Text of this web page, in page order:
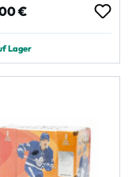
Preis:
€
Lager